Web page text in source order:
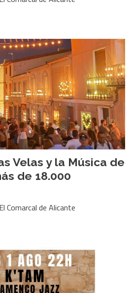
Velas y la Música de
de 18.000
El Comarcal de Alicante